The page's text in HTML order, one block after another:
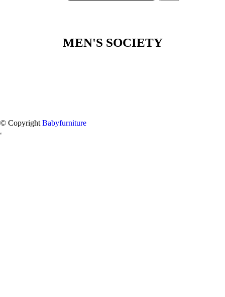
MEN'S SOCIETY
© Copyright Babyfurniture